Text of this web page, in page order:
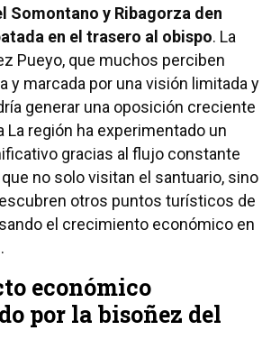
Somontano y Ribagorza den
en el trasero al obispo. La
Pueyo, que muchos perciben
y marcada por una visión limitada y
generar una oposición creciente
La región ha experimentado un
gracias al flujo constante
no solo visitan el santuario, sino
otros puntos turísticos de
el crecimiento económico en
económico
por la bisoñez del